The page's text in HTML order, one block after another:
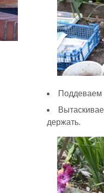
Поддеваем
держать.